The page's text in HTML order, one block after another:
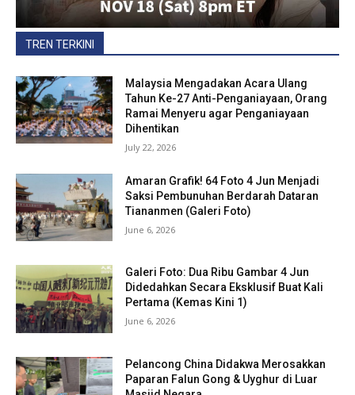
TREN TERKINI
Malaysia Mengadakan Acara Ulang
Tahun Ke-27 Anti-Penganiayaan, Orang
Ramai Menyeru agar Penganiayaan
Dihentikan
July 22, 2026
Amaran Grafik! 64 Foto 4 Jun Menjadi
Saksi Pembunuhan Berdarah Dataran
Tiananmen (Galeri Foto)
June 6, 2026
Galeri Foto: Dua Ribu Gambar 4 Jun
Didedahkan Secara Eksklusif Buat Kali
Pertama (Kemas Kini 1)
June 6, 2026
Pelancong China Didakwa Merosakkan
Paparan Falun Gong & Uyghur di Luar